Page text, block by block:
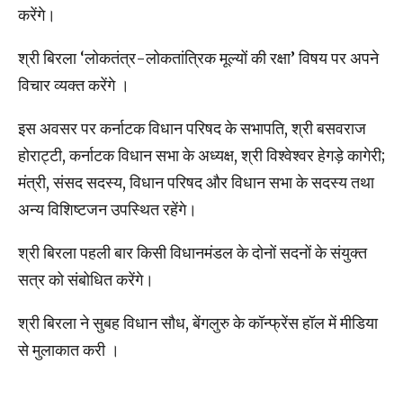
करेंगे।
श्री बिरला ‘लोकतंत्र-लोकतांत्रिक मूल्यों की रक्षा’ विषय पर अपने
विचार व्यक्त करेंगे ।
इस अवसर पर कर्नाटक विधान परिषद के सभापति, श्री बसवराज
होराट्टी, कर्नाटक विधान सभा के अध्यक्ष, श्री विश्वेश्वर हेगड़े कागेरी;
मंत्री, संसद सदस्य, विधान परिषद और विधान सभा के सदस्य तथा
अन्य विशिष्टजन उपस्थित रहेंगे।
श्री बिरला पहली बार किसी विधानमंडल के दोनों सदनों के संयुक्त
सत्र को संबोधित करेंगे।
श्री बिरला ने सुबह विधान सौध, बेंगलुरु के कॉन्फ्रेंस हॉल में मीडिया
से मुलाकात करी ।